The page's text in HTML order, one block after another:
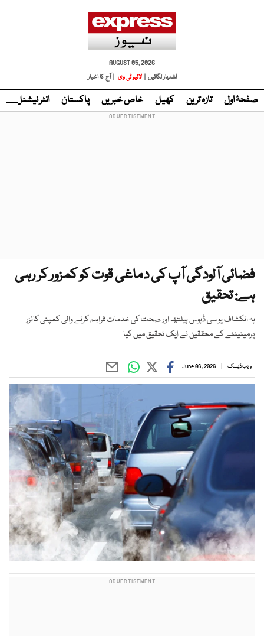
AUGUST 05, 2026
اشتہار لگائیں |
لائیو ٹی وی | آج کا اخبار
صفحۂ اول تازہ ترین کھیل خاص خبریں پاکستان انٹر نیشنل
فضائی آلودگی آپ کی دماغی قوت کو کمزور کر رہی
ہے: تحقیق
یہ انکشاف یو سی ڈیوس ہیلتھ اور صحت کی خدمات فراہم کرنے والی کمپنی کائزر
پرمینینٹے کے محققین نے ایک تحقیق میں کیا
ویب ڈیسک June 06, 2026